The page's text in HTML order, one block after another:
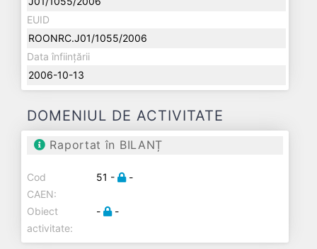
EUID
ROONRC.J01/1055/2006
Data înființării
2006-10-13
DOMENIUL DE ACTIVITATE
Raportat în BILANȚ
Cod
CAEN:
51 - -
Obiect
activitate:
- -